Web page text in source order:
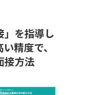
」を指導し
精度で、
接方法